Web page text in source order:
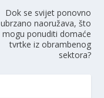
Dok se svijet ponovno
ubrzano naoružava, što
mogu ponuditi domaće
tvrtke iz obrambenog
sektora?